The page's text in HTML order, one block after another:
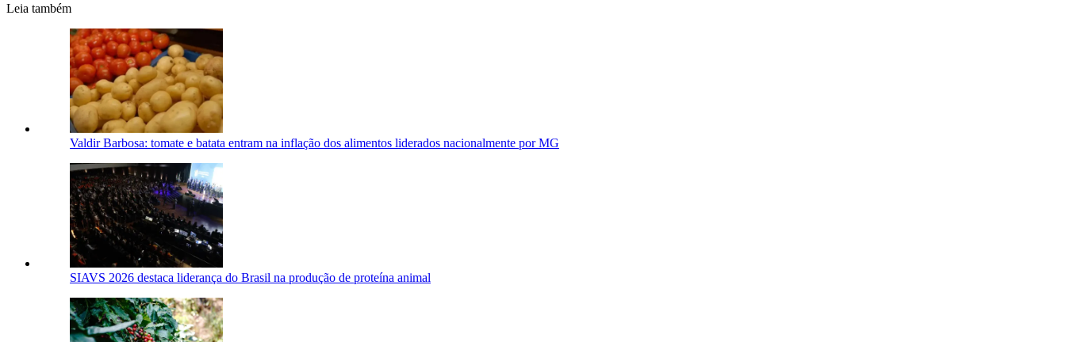
Leia também
Valdir Barbosa: tomate e batata entram na inflação dos alimentos liderados nacionalmente por MG
SIAVS 2026 destaca liderança do Brasil na produção de proteína animal